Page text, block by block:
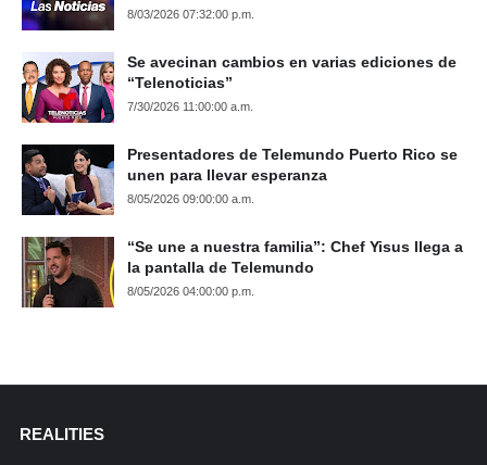
8/03/2026 07:32:00 p.m.
Se avecinan cambios en varias ediciones de
“Telenoticias”
7/30/2026 11:00:00 a.m.
Presentadores de Telemundo Puerto Rico se
unen para llevar esperanza
8/05/2026 09:00:00 a.m.
“Se une a nuestra familia”: Chef Yisus llega a
la pantalla de Telemundo
8/05/2026 04:00:00 p.m.
REALITIES